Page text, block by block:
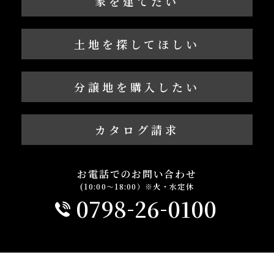
土地を探してほしい
分譲地を購入したい
カタログ請求
お電話でのお問い合わせ
(10:00～18:00）※火・水定休
0798-26-0100